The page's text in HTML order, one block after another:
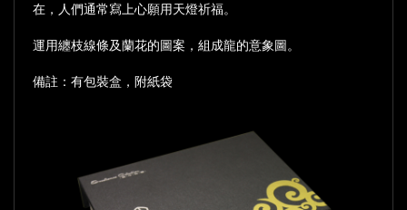
在，人們通常寫上心願用天燈祈福。
運用纏枝線條及蘭花的圖案，組成龍的意象圖。
備註：有包裝盒，附紙袋